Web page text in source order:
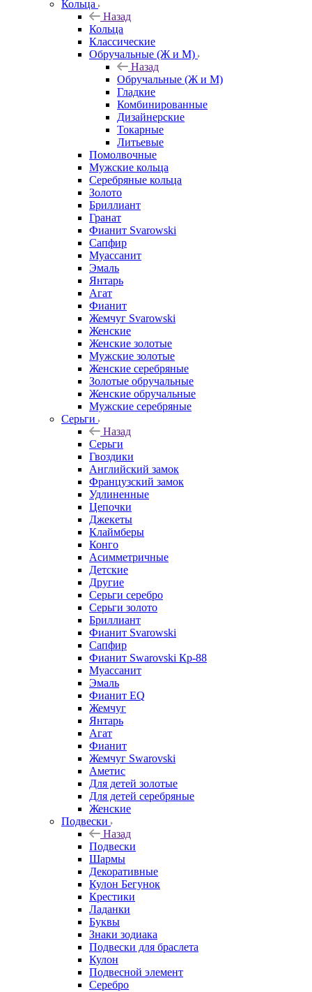
Кольца
Назад
Кольца
Классические
Обручальные (Ж и М)
Назад
Обручальные (Ж и М)
Гладкие
Комбинированные
Дизайнерские
Токарные
Литьевые
Помолвочные
Мужские кольца
Серебряные кольца
Золото
Бриллиант
Гранат
Фианит Svarowski
Сапфир
Муассанит
Эмаль
Янтарь
Агат
Фианит
Жемчуг Svarowski
Женские
Женские золотые
Мужские золотые
Женские серебряные
Золотые обручальные
Женские обручальные
Мужские серебряные
Серьги
Назад
Серьги
Гвоздики
Английский замок
Французский замок
Удлиненные
Цепочки
Джекеты
Клаймберы
Конго
Асимметричные
Детские
Другие
Серьги серебро
Серьги золото
Бриллиант
Фианит Svarowski
Сапфир
Фианит Swarovski Кр-88
Муассанит
Эмаль
Фианит EQ
Жемчуг
Янтарь
Агат
Фианит
Жемчуг Swarovski
Аметис
Для детей золотые
Для детей серебряные
Женские
Подвески
Назад
Подвески
Шармы
Декоративные
Кулон Бегунок
Крестики
Ладанки
Буквы
Знаки зодиака
Подвески для браслета
Кулон
Подвесной элемент
Серебро